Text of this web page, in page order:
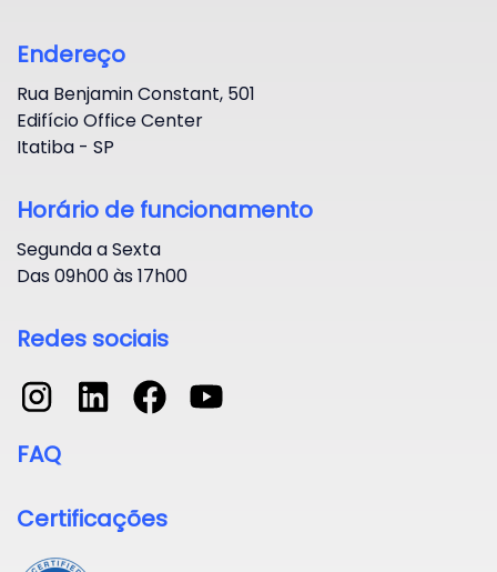
Endereço
Rua Benjamin Constant, 501
Edifício Office Center
Itatiba - SP
Horário de funcionamento
Segunda a Sexta
Das 09h00 às 17h00
Redes sociais
FAQ
Certificações